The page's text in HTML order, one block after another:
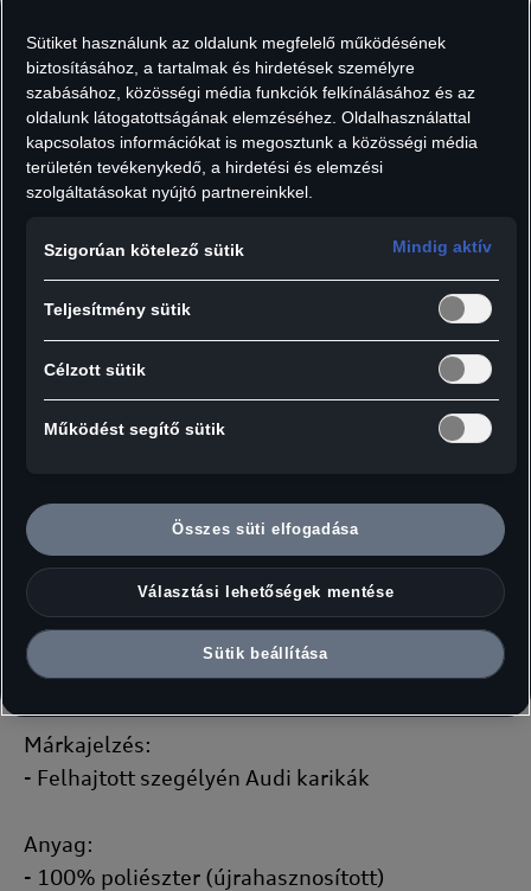
Cikkszám: 3132402110
16 789Ft
Áfát tartalmaz, szállítási költségek nélkül.
Méret:
Darab:
Hozzáadás a kosárhoz
Az Audi kifordítható kötött sapka felhajtva
klasszikus sapkaként vagy beanie sapkaként is
Részletek:
- Kifordítható kötött sapka 2 színben
- Felhajtva klasszikus sapkaként vagy beanie
sapkaként is hordható
- Egyméretű
Márkajelzés:
- Felhajtott szegélyén Audi karikák
Anyag:
- 100% poliészter (újrahasznosított)
Sütiket használunk az oldalunk megfelelő működésének
biztosításához, a tartalmak és hirdetések személyre
szabásához, közösségi média funkciók felkínálásához és az
oldalunk látogatottságának elemzéséhez. Oldalhasználattal
kapcsolatos információkat is megosztunk a közösségi média
területén tevékenykedő, a hirdetési és elemzési
szolgáltatásokat nyújtó partnereinkkel.
Szigorúan kötelező sütik Mindig aktív
Teljesítmény sütik
Célzott sütik
Működést segítő sütik
Összes süti elfogadása
Választási lehetőségek mentése
Sütik beállítása